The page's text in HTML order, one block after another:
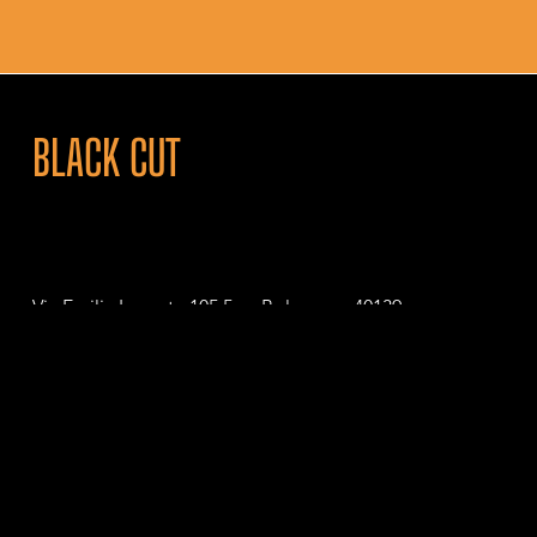
BLACK CUT
Via Emilia Levante 105 5c – Bologna – 40139